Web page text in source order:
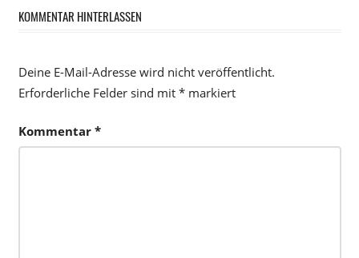
KOMMENTAR HINTERLASSEN
Deine E-Mail-Adresse wird nicht veröffentlicht.
Erforderliche Felder sind mit *markiert
Kommentar *